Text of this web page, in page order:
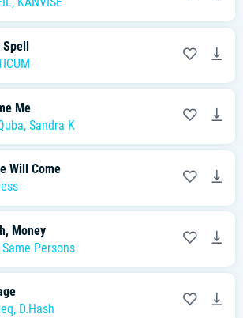
Me
, Sandra K
Will Come
Money
Persons
, D.Hash